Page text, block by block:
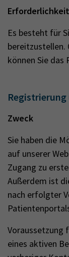
Es besteht für
bereitzustellen.
können Sie
Zweck
Sie haben die
auf unserer
Zugang zu
Außerdem ist
nach erfolgter
Voraussetzung
eines aktiven